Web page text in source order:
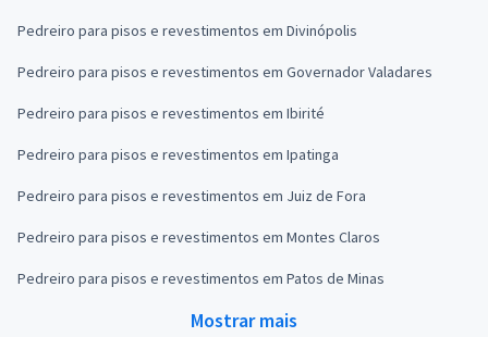
Pedreiro para pisos e revestimentos em Divinópolis
Pedreiro para pisos e revestimentos em Governador Valadares
Pedreiro para pisos e revestimentos em Ibirité
Pedreiro para pisos e revestimentos em Ipatinga
Pedreiro para pisos e revestimentos em Juiz de Fora
Pedreiro para pisos e revestimentos em Montes Claros
Pedreiro para pisos e revestimentos em Patos de Minas
Mostrar mais